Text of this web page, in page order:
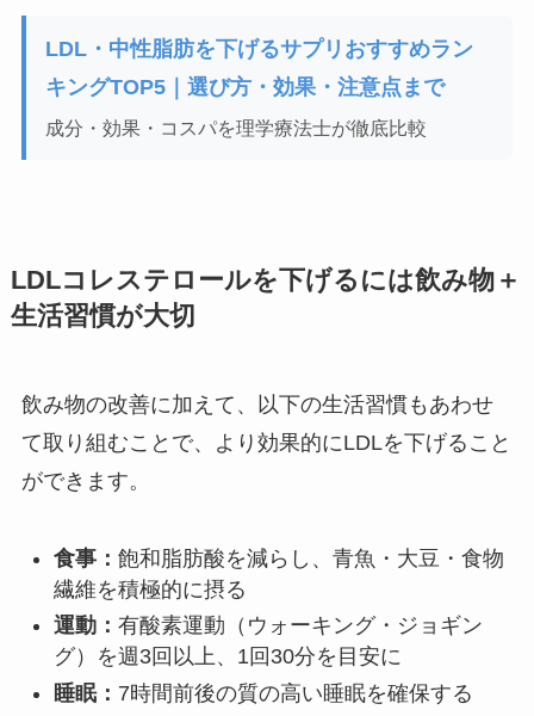
LDL・中性脂肪を下げるサプリおすすめラン
キングTOP5｜選び方・効果・注意点まで
成分・効果・コスパを理学療法士が徹底比較
LDLコレステロールを下げるには飲み物＋
生活習慣が大切
飲み物の改善に加えて、以下の生活習慣もあわせ
て取り組むことで、より効果的にLDLを下げること
ができます。
食事： 飽和脂肪酸を減らし、青魚・大豆・食物
繊維を積極的に摂る
運動： 有酸素運動（ウォーキング・ジョギン
グ）を週3回以上、1回30分を目安に
睡眠： 7時間前後の質の高い睡眠を確保する